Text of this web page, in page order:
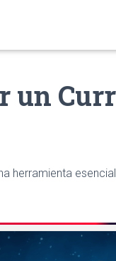
un
herramienta